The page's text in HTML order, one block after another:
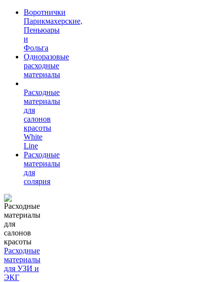
Воротнички
Парикмахерские,
Пеньюары
и
Фольга
Одноразовые
расходные
материалы
Расходные
материалы
для
салонов
красоты
White
Line
Расходные
материалы
для
солярия
Расходные
материалы
для УЗИ и
ЭКГ